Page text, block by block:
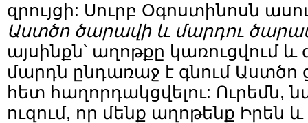
զրույցի: Սուրբ Օգոստինոսն
Աստծո ծարավի և մարդու
այսինքն՝ աղոթքը կառուցվում և
մարդն ընդառաջ է գնում Աստծո
հետ հաղորդակցվելու: Ուրեմն,
ուզում, որ մենք աղոթենք Իրեն